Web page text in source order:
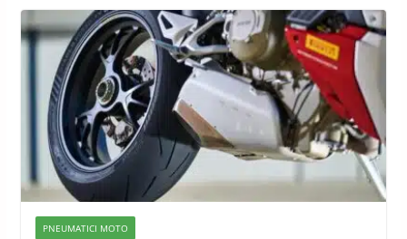
PNEUMATICI MOTO